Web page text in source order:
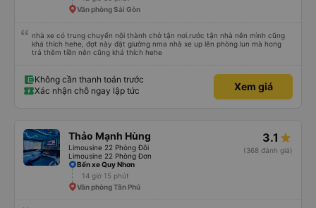
Văn phòng Sài Gòn
nhà xe có trung chuyển nội thành chở tận nơi.rước tận nhà nên mình cũng
khá thích hehe, đợt này đặt giường nma nhà xe up lên phòng lun mà hong
trả thêm tiền nên cũng khá thích hehe
Không cần thanh toán trước
Xác nhận chỗ ngay lập tức
Xem giá
Thảo Mạnh Hùng
Limousine 22 Phòng Đôi
Limousine 22 Phòng Đơn
3.1
(368 đánh giá)
Bến xe Quy Nhơn
14 giờ 15 phút
Văn phòng Tân Phú